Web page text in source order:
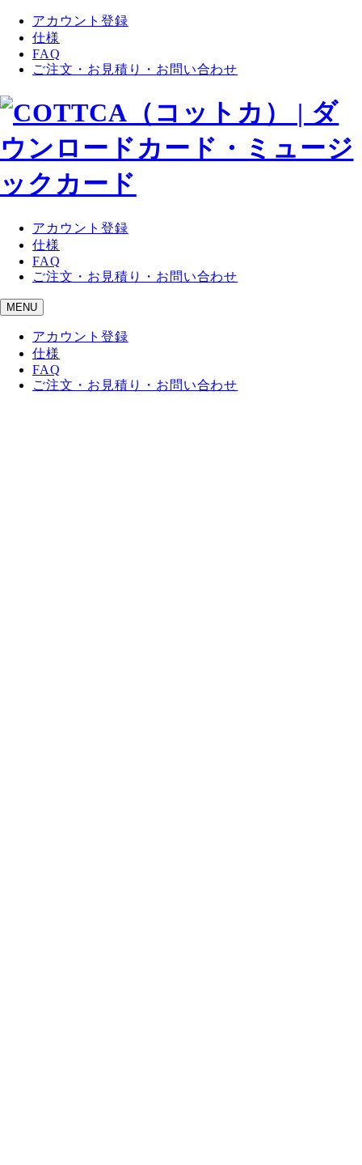
アカウント登録
仕様
FAQ
ご注文・お見積り・お問い合わせ
アカウント登録
仕様
FAQ
ご注文・お見積り・お問い合わせ
MENU
アカウント登録
仕様
FAQ
ご注文・お見積り・お問い合わせ